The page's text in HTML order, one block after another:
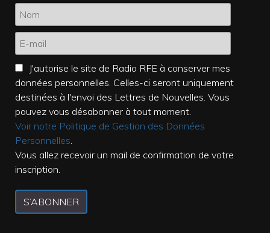
J'autorise le site de Radio RFE à conserver mes
données personnelles. Celles-ci seront uniquement
destinées à l'envoi des Lettres de Nouvelles. Vous
pouvez vous désabonner à tout moment.
Voir notre Politique de Gestion des Données
Personnelles.
Vous allez recevoir un mail de confirmation de votre
inscription.
S’ABONNER